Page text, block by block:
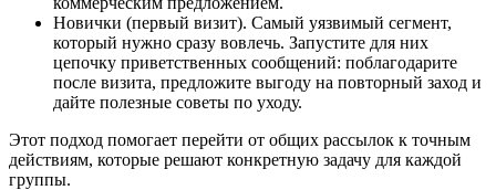
Новички (первый визит). Самый уязвимый сегмент,
который нужно сразу вовлечь. Запустите для них
цепочку приветственных сообщений: поблагодарите
после визита, предложите выгоду на повторный заход и
дайте полезные советы по уходу.
Этот подход помогает перейти от общих рассылок к точным
действиям, которые решают конкретную задачу для каждой
группы.